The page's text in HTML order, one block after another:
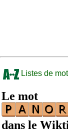
Listes de
Le mot
dans le